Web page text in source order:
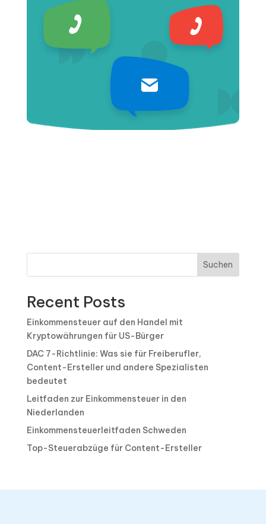
Suchen
Recent Posts
Einkommensteuer auf den Handel mit
Kryptowährungen für US-Bürger
DAC 7-Richtlinie: Was sie für Freiberufler,
Content-Ersteller und andere Spezialisten
bedeutet
Leitfaden zur Einkommensteuer in den
Niederlanden
Einkommensteuerleitfaden Schweden
Top-Steuerabzüge für Content-Ersteller